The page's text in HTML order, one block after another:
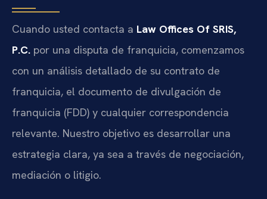
Cuando usted contacta a Law Offices Of SRIS,
P.C. por una disputa de franquicia, comenzamos
con un análisis detallado de su contrato de
franquicia, el documento de divulgación de
franquicia (FDD) y cualquier correspondencia
relevante. Nuestro objetivo es desarrollar una
estrategia clara, ya sea a través de negociación,
mediación o litigio.